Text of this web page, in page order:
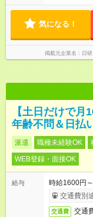
気になる！
掲載元企業名 日
【土日だけで月
年齢不問＆日払
派遣 職種未経験OK
WEB登録・面接OK
給与
時給1600円
交通費別
交通費
交通